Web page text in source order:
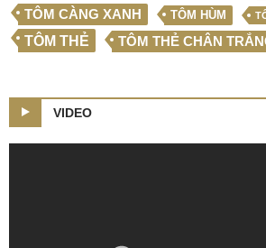
TÔM CÀNG XANH TÔM HÙM
TÔM THẺ TÔM THẺ CHÂN
VIDEO